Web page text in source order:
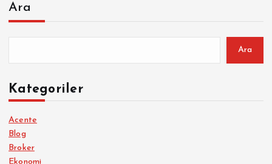
Ara
Ara
Kategoriler
Acente
Blog
Broker
Ekonomi